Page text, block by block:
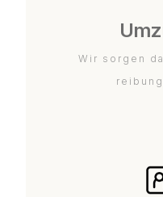
Wir sorgen